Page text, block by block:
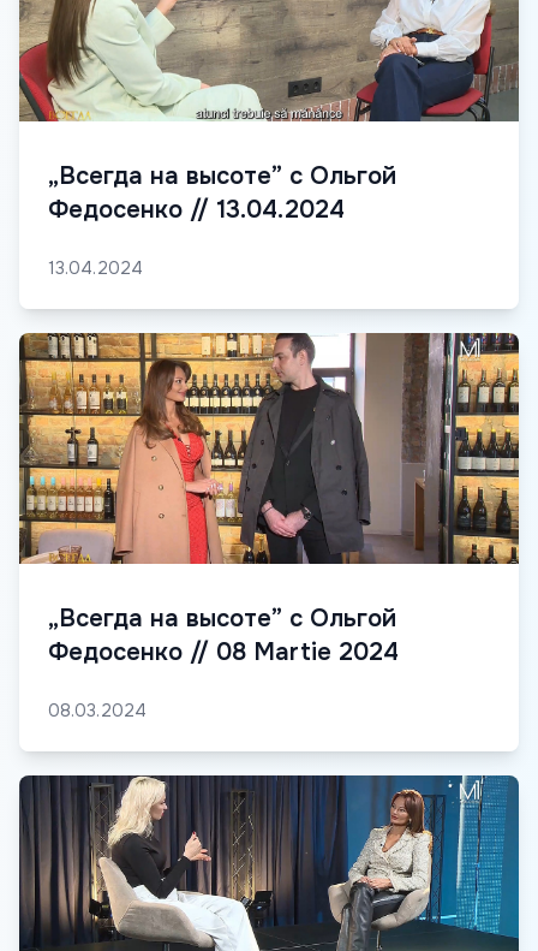
„Всегда на высоте” с Ольгой
Федосенко // 13.04.2024
13.04.2024
„Всегда на высоте” с Ольгой
Федосенко // 08 Martie 2024
08.03.2024